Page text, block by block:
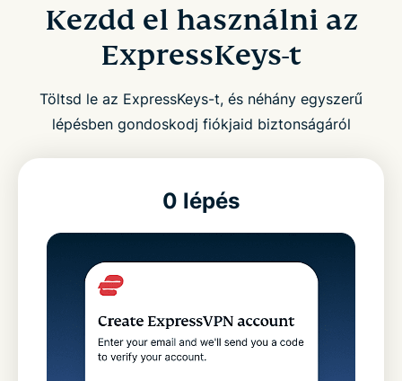
Kezdd el használni az
ExpressKeys-t
Töltsd le az ExpressKeys-t, és néhány egyszerű
lépésben gondoskodj fiókjaid biztonságáról
0 lépés